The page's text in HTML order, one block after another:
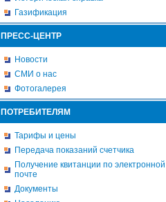
Газификация
ПРЕСС-ЦЕНТР
Новости
СМИ о нас
Фотогалерея
ПОТРЕБИТЕЛЯМ
Тарифы и цены
Передача показаний счетчика
Получение квитанции по электронной
почте
Документы